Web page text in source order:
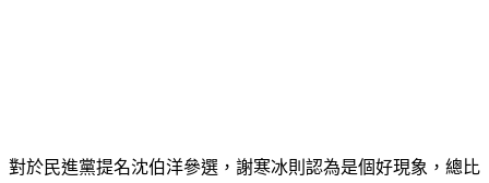
對於民進黨提名沈伯洋參選，謝寒冰則認為是個好現象，總比